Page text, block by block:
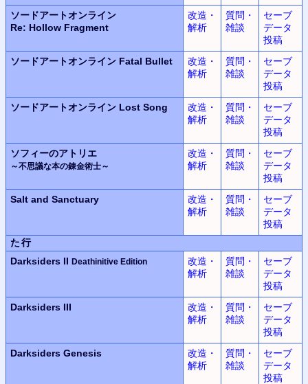
ソードアートオンライン
Re: Hollow Fragment
改造・
解析
質問・
雑談
セーブ
データ
投稿
ソードアートオンライン Fatal Bullet
改造・
解析
質問・
雑談
セーブ
データ
投稿
ソードアートオンライン Lost Song
改造・
解析
質問・
雑談
セーブ
データ
投稿
ソフィーのアトリエ
～不思議な本の錬金術士～
改造・
解析
質問・
雑談
セーブ
データ
投稿
Salt and Sanctuary
改造・
解析
質問・
雑談
セーブ
データ
投稿
た行
Darksiders II Deathinitive Edition
改造・
解析
質問・
雑談
セーブ
データ
投稿
Darksiders III
改造・
解析
質問・
雑談
セーブ
データ
投稿
Darksiders Genesis
改造・
解析
質問・
雑談
セーブ
データ
投稿